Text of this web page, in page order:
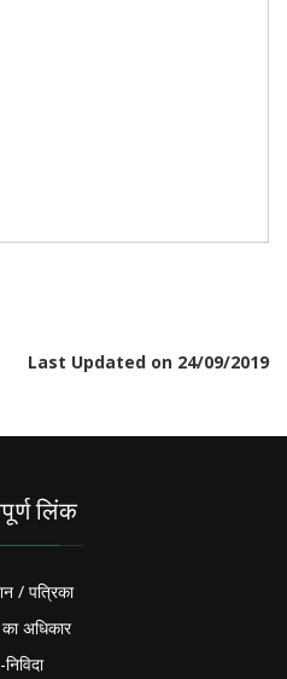
Last Updated on 24/09/2019
लिंक
/ पत्रिका
अधिकार